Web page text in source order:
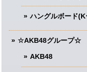
ハングルボード
☆AKB48グループ☆
AKB48